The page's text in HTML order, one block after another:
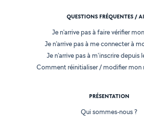
QUESTIONS FRÉQUENTES /
Je n'arrive pas à faire vérifier
Je n'arrive pas à me connecter à
Je n'arrive pas à m'inscrire depuis
Comment réinitialiser / modifier mon
PRÉSENTATION
Qui sommes-nous ?